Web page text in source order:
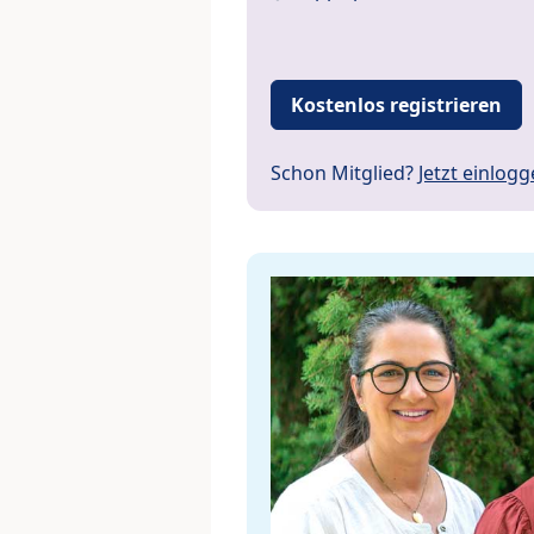
Kostenlos registrieren
Schon Mitglied? Jetzt